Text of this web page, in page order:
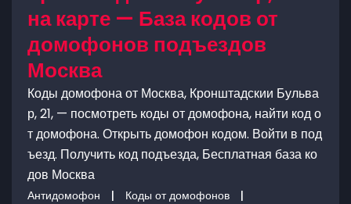
на карте — База кодов от
домофонов подъездов
Москва
Коды домофона от Москва, Кронштадскии Бульва
р, 21, — посмотреть коды от домофона, найти код о
т домофона. Открыть домофон кодом. Войти в под
ъезд. Получить код подъезда, Бесплатная база ко
дов Москва
Антидомофон | Коды от домофонов
|